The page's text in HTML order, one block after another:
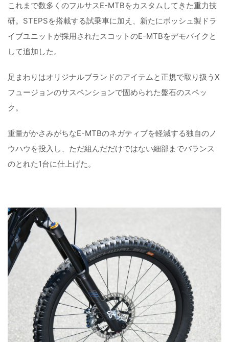
これまで数多くのフルサスE-MTBをカスタムしてきた重力技
研。STEPSを搭載する試乗車に加え、新たにボッシュ製ドラ
イブユニットが採用されたスコットのE-MTBをデモバイクと
して追加した。
足まわりはオリジナルブランドのアイテムと正規で取り扱うX
フュージョンのサスペンションで固められた盤石のスペッ
ク。
重量がかさみがちなE-MTBのネガティブを軽減する独自のノ
ウハウを投入し、ただ組んだだけではない細部までバランス
のとれた1台に仕上げた。